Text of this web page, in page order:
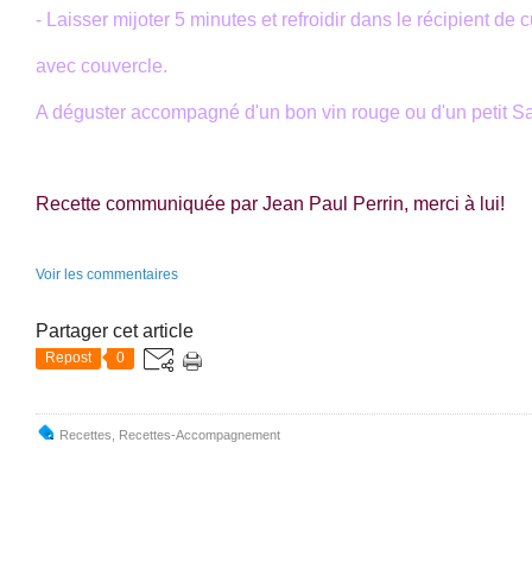
- Laisser mijoter 5 minutes et refroidir dans le récipient de
avec couvercle.
A déguster accompagné d'un bon vin rouge ou d'un petit
Recette communiquée par Jean Paul Perrin, merci à lui!
Voir les commentaires
Partager cet article
Repost 0
Recettes Recettes-Accompagnement